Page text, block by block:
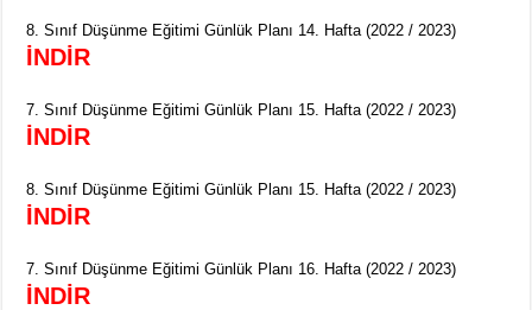
8. Sınıf Düşünme Eğitimi Günlük Planı 14. Hafta (2022 / 2023)
İNDİR
7. Sınıf Düşünme Eğitimi Günlük Planı 15. Hafta (2022 / 2023)
İNDİR
8. Sınıf Düşünme Eğitimi Günlük Planı 15. Hafta (2022 / 2023)
İNDİR
7. Sınıf Düşünme Eğitimi Günlük Planı 16. Hafta (2022 / 2023)
İNDİR